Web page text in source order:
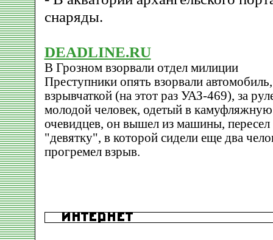
снаряды.
DEADLINE.RU
В Грозном взорвали отдел милиции
Преступники опять взорвали
взрывчаткой (на этот раз УАЗ-469), за
молодой человек, одетый в
очевидцев, он вышел из машины,
"девятку", в которой сидели еще два
прогремел взрыв.